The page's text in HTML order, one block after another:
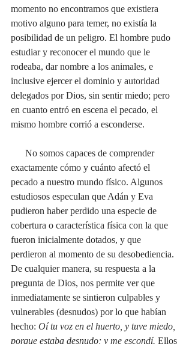
momento no encontramos que existiera
motivo alguno para temer, no existía la
posibilidad de un peligro. El hombre pudo
estudiar y reconocer el mundo que le
rodeaba, dar nombre a los animales, e
inclusive ejercer el dominio y autoridad
delegados por Dios, sin sentir miedo; pero
en cuanto entró en escena el pecado, el
mismo hombre corrió a esconderse.
exactamente cómo y cuánto afectó el
pecado a nuestro mundo físico. Algunos
estudiosos especulan que Adán y Eva
pudieron haber perdido una especie de
cobertura o característica física con la que
fueron inicialmente dotados, y que
perdieron al momento de su desobediencia.
De cualquier manera, su respuesta a la
pregunta de Dios, nos permite ver que
inmediatamente se sintieron culpables y
vulnerables (desnudos) por lo que habían
hecho: Oí tu voz en el huerto, y tuve miedo,
porque estaba desnudo; y me escondí. Ellos